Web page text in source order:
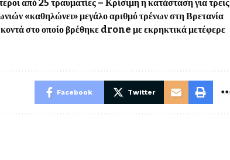
από 25 τραυματίες – Κρίσιμη η κατάσταση για τρεις
«καθηλώνει» μεγάλο αριθμό τρένων στη Βρετανία
στο οποίο βρέθηκε drone με εκρηκτικά μετέφερε
Facebook Twitter